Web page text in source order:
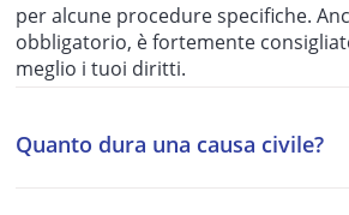
per alcune procedure specifiche.
obbligatorio, è fortemente
meglio i tuoi diritti.
Quanto dura una causa civile?